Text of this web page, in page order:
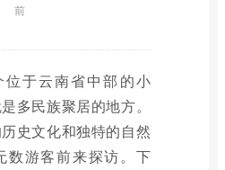
前
位于云南省中部的小
多民族聚居的地方。
史文化和独特的自然
数游客前来探访。下